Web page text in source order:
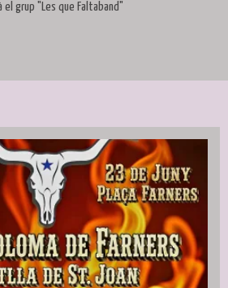
grup "Les que Faltaband"